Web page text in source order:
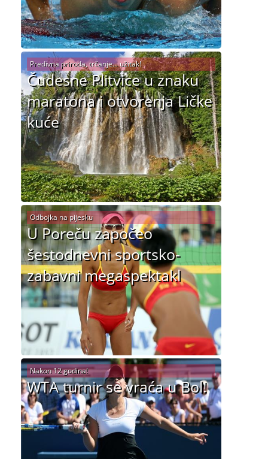
Čudesne Plitvice u znaku
maratona i otvorenja Ličke
kuće
Predivna priroda, trčanje... užitak!
U Poreču započeo
šestodnevni sportsko-
zabavni megaspektakl
Odbojka na pijesku
WTA turnir se vraća u Bol!
Nakon 12 godina!